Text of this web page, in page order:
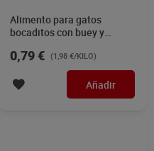
Alimento para gatos
bocaditos con buey y
0,79 € (1,98 €/KILO)
Añadir